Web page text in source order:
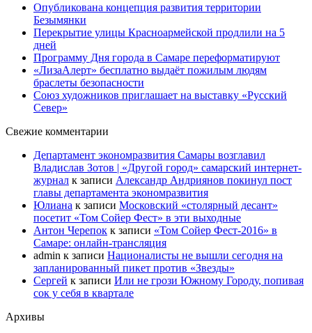
Опубликована концепция развития территории
Безымянки
Перекрытие улицы Красноармейской продлили на 5
дней
Программу Дня города в Самаре переформатируют
«ЛизаАлерт» бесплатно выдаёт пожилым людям
браслеты безопасности
Союз художников приглашает на выставку «Русский
Север»
Свежие комментарии
Департамент экономразвития Самары возглавил
Владислав Зотов | «Другой город» самарский интернет-
журнал к записи Александр Андриянов покинул пост
главы департамента экономразвития
Юлиана к записи Московский «столярный десант»
посетит «Том Сойер Фест» в эти выходные
Антон Черепок к записи «Том Сойер Фест-2016» в
Самаре: онлайн-трансляция
admin к записи Националисты не вышли сегодня на
запланированный пикет против «Звезды»
Сергей к записи Или не грози Южному Городу, попивая
сок у себя в квартале
Архивы